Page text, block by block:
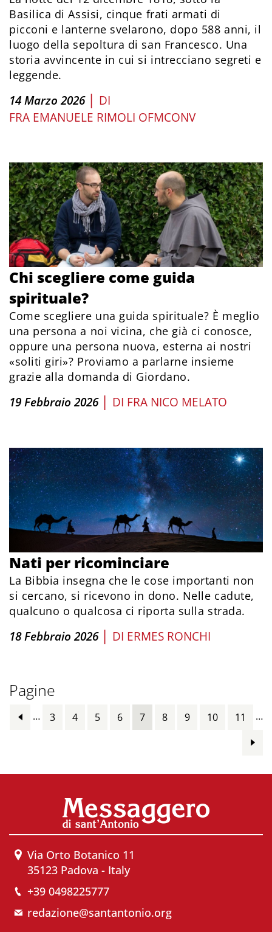
Basilica di Assisi, cinque frati armati di
picconi e lanterne svelarono, dopo 588 anni, il
luogo della sepoltura di san Francesco. Una
storia avvincente in cui si intrecciano segreti e
leggende.
14 Marzo 2026 | DI
FRA EMANUELE RIMOLI OFMCONV
Chi scegliere come guida
spirituale?
Come scegliere una guida spirituale? È meglio
una persona a noi vicina, che già ci conosce,
oppure una persona nuova, esterna ai nostri
«soliti giri»? Proviamo a parlarne insieme
grazie alla domanda di Giordano.
19 Febbraio 2026 | DI FRA NICO MELATO
Nati per ricominciare
La Bibbia insegna che le cose importanti non
si cercano, si ricevono in dono. Nelle cadute,
qualcuno o qualcosa ci riporta sulla strada.
18 Febbraio 2026 | DI ERMES RONCHI
Pagine
… 3 4 5 6 7 8 9 10 11 …
Via Orto Botanico 11
35123 Padova - Italy
+39 0498225777
redazione@santantonio.org